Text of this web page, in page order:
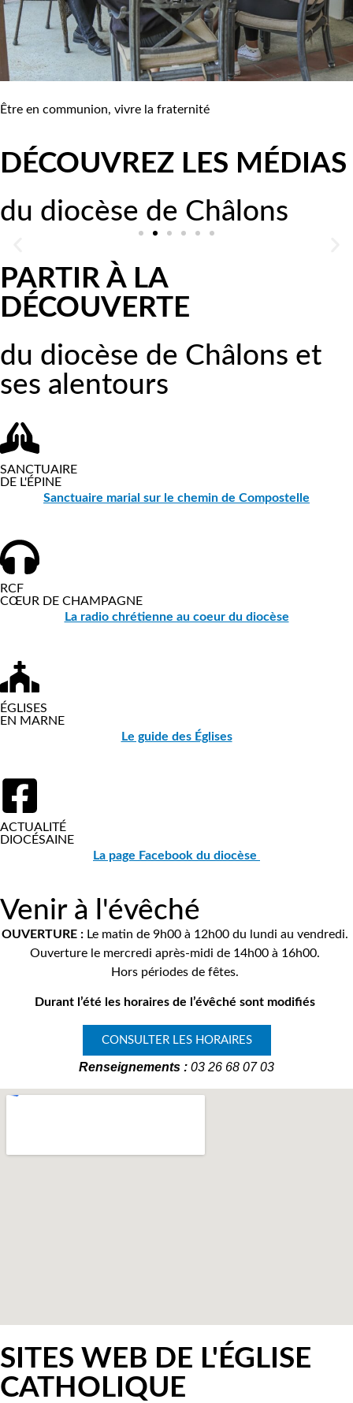
Être en communion, vivre la fraternité
DÉCOUVREZ LES MÉDIAS
du diocèse de Châlons
Chaîne Youtube du diocèse
Éditorials, vidéos, suivez-nous !
Découvrir la chaîne
PARTIR À LA
DÉCOUVERTE
du diocèse de Châlons et
ses alentours
SANCTUAIRE
DE L'ÉPINE
Sanctuaire marial sur le chemin de Compostelle
RCF
CŒUR DE CHAMPAGNE
La radio chrétienne au coeur du diocèse
ÉGLISES
EN MARNE
Le guide des Églises
ACTUALITÉ
DIOCÉSAINE
La page Facebook du diocèse
Venir à l'évêché
OUVERTURE : Le matin de 9h00 à 12h00 du lundi au vendredi.
Ouverture le mercredi après-midi de 14h00 à 16h00.
Hors périodes de fêtes.
Durant l’été les horaires de l’évêché sont modifiés
CONSULTER LES HORAIRES
Renseignements : 03 26 68 07 03
SITES WEB DE L'ÉGLISE
CATHOLIQUE